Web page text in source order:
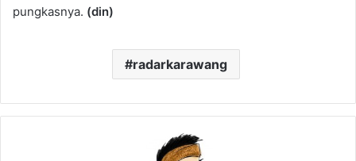
pungkasnya. (din)
radarkarawang